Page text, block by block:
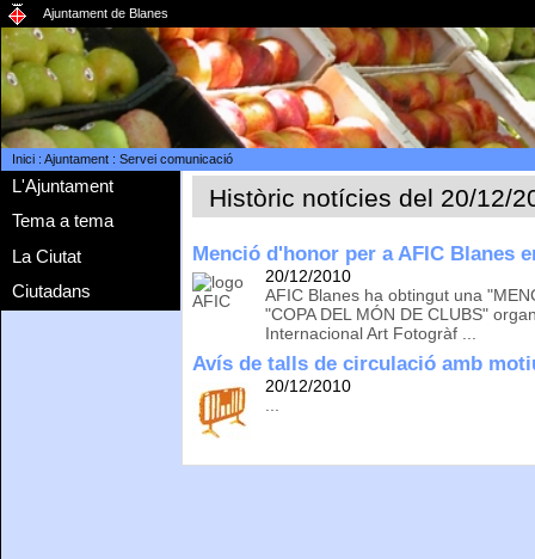
Ajuntament de Blanes
Inici: Ajuntament: Servei comunicació
L'Ajuntament
Tema a tema
La Ciutat
Ciutadans
Històric notícies del 20/12/
Menció d'honor per a AFIC Blanes
20/12/2010
AFIC Blanes ha obtingut una
"COPA DEL MÓN DE CLUBS"
Internacional Art Fotogràf ...
Avís de talls de circulació amb
20/12/2010